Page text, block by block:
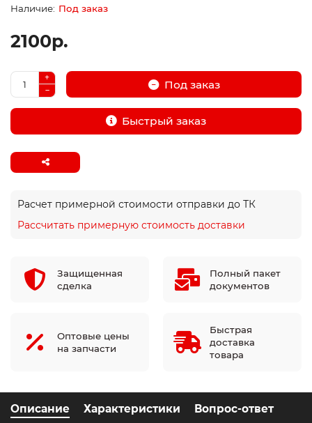
Под заказ
2100р.
Под заказ
Быстрый заказ
Расчет примерной стоимости отправки до ТК
Рассчитать примерную стоимость доставки
Защищенная
сделка
Полный пакет
документов
Оптовые цены
на запчасти
Быстрая
доставка
товара
Описание Характеристики Вопрос-ответ